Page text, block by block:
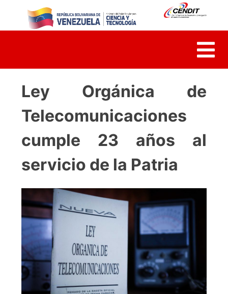
content
Ley Orgánica de
Telecomunicaciones
cumple 23 años al
servicio de la Patria